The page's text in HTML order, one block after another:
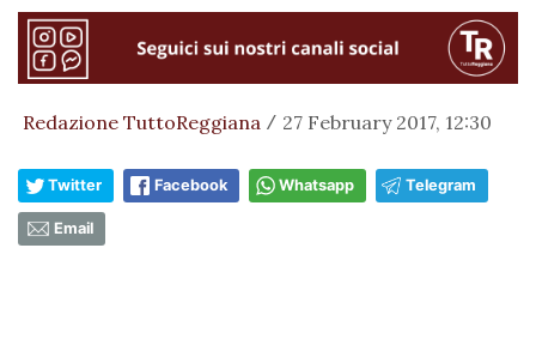
Redazione TuttoReggiana / 27 February 2017, 12:30
Twitter Facebook Whatsapp Telegram
Email